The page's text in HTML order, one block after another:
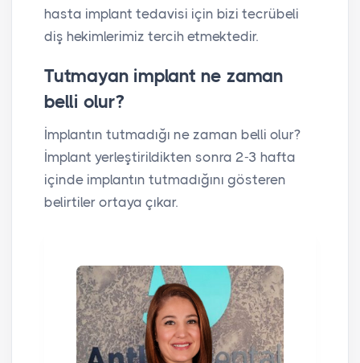
hasta implant tedavisi için bizi tecrübeli
diş hekimlerimiz tercih etmektedir.
Tutmayan implant ne zaman
belli olur?
İmplantın tutmadığı ne zaman belli olur?
İmplant yerleştirildikten sonra 2-3 hafta
içinde implantın tutmadığını gösteren
belirtiler ortaya çıkar.